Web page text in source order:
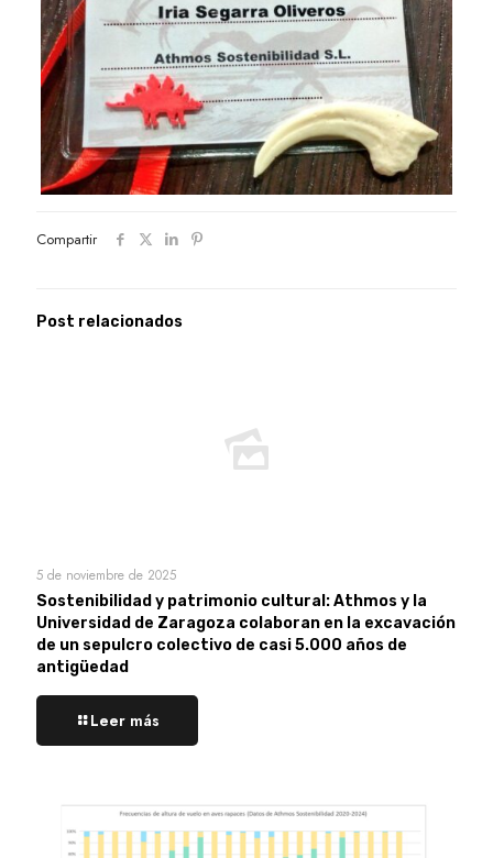
Compartir
Post relacionados
5 de noviembre de 2025
Sostenibilidad y patrimonio cultural: Athmos y la
Universidad de Zaragoza colaboran en la excavación
de un sepulcro colectivo de casi 5.000 años de
antigüedad
Leer más